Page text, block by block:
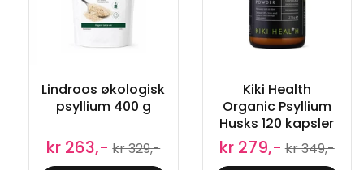
Lindroos økologisk
psyllium 400 g
kr 263,- kr 329,-
Kiki Health
Organic Psyllium
Husks 120 kapsler
kr 279,- kr 349,-